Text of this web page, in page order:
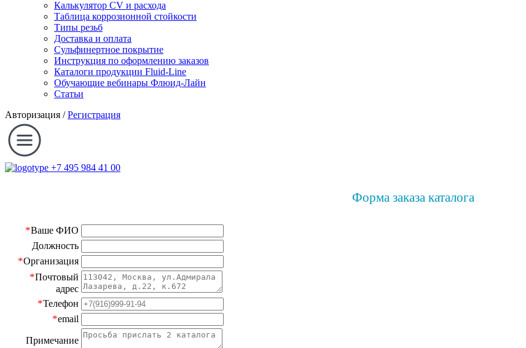
Калькулятор CV и расхода
Таблица коррозионной стойкости
Типы резьб
Доставка и оплата
Сульфинертное покрытие
Инструкция по оформлению заказов
Каталоги продукции Fluid-Line
Обучающие вебинары Флюид-Лайн
Статьи
Авторизация /Регистрация
+7 495 984 41 00
Форма заказа каталога
*Ваше ФИО
Должность
*Организация
*Почтовый
адрес
*Телефон
*email
Примечание